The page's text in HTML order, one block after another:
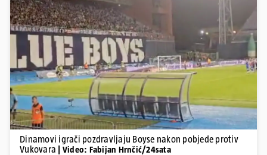
Pokretanje videa...
Dinamovi igrači pozdravljaju Boyse nakon pobjede protiv
Vukovara
| Video: Fabijan Hrnčić/24sata